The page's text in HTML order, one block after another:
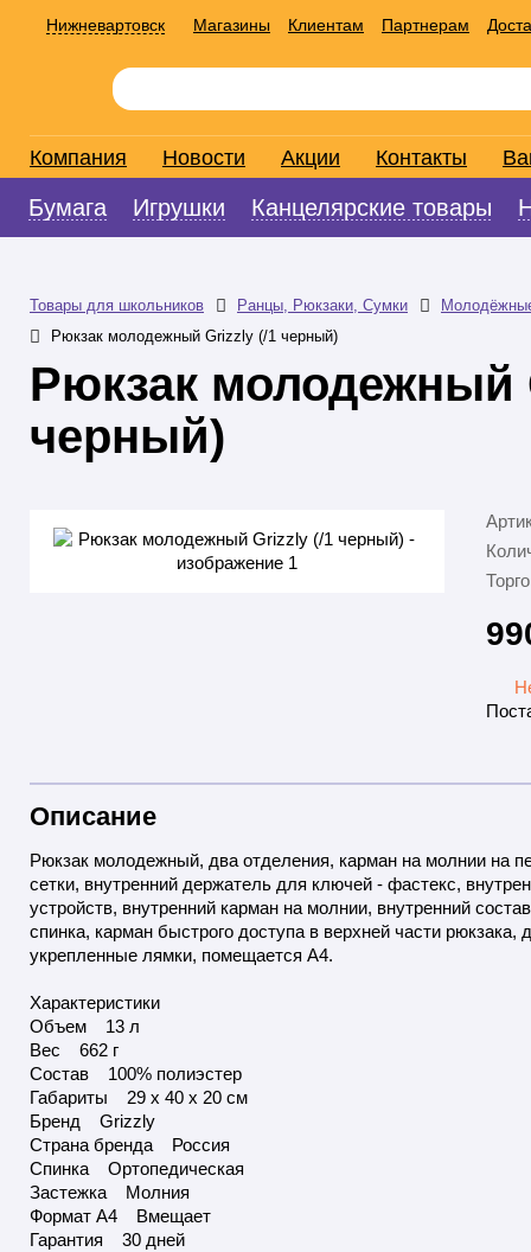
Нижневартовск Магазины Клиентам Партнерам
Компания Новости Акции Контакты
Бумага Игрушки Канцелярские товары
Товары для школьников Ранцы, Рюкзаки, Сумки
Рюкзак молодежный Grizzly (/1 черный)
Рюкзак молодежный
черный)
Описание
Рюкзак молодежный, два отделения, карман на молнии на
сетки, внутренний держатель для ключей - фастекс,
устройств, внутренний карман на молнии, внутренний
спинка, карман быстрого доступа в верхней части рюкзака,
укрепленные лямки, помещается А4.
Характеристики
Объем 13 л
Вес 662 г
Состав 100% полиэстер
Габариты 29 x 40 x 20 см
Бренд Grizzly
Страна бренда Россия
Спинка Ортопедическая
Застежка Молния
Формат А4 Вмещает
Гарантия 30 дней